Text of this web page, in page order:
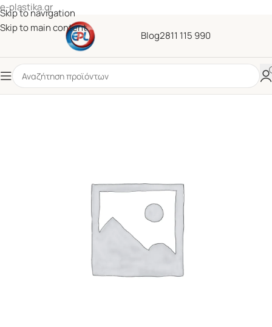
e-plastika.gr
Skip to navigation
Skip to main content
Blog2811 115 990